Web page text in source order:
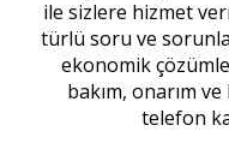
ile sizlere hizmet
türlü soru ve
ekonomik
bakım, onarım
telefon